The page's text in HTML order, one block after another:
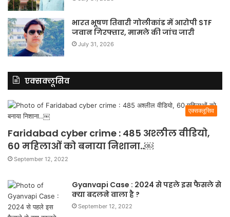
भारत भूषण तिवारी गोलीकांड में आरोपी STF
जवान गिरफ्तार, मामले की जांच जारी
July 31, 2026
एक्सक्लूसिव
एक्सक्लूसिव
Faridabad cyber crime : 485 अश्लील वीडियो,
60 महिलाओं को बनाया निशाना..￼
September 12, 2022
Gyanvapi Case : 2024 से पहले इस फैसले से
क्या बदलने वाला है ?
September 12, 2022